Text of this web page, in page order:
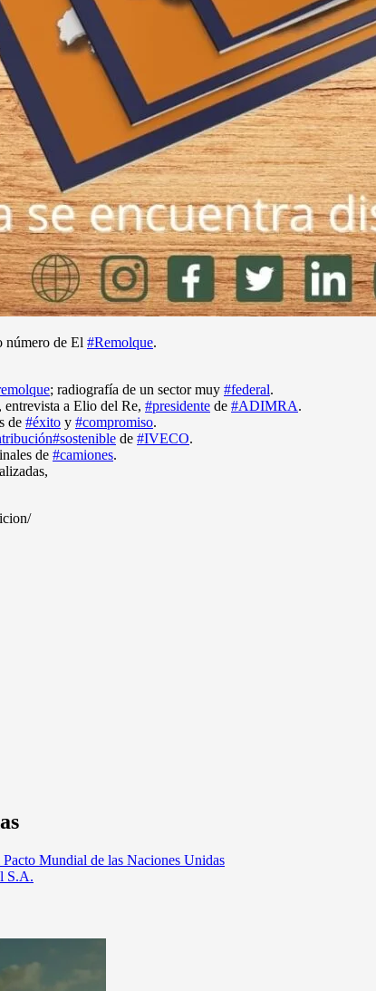
número de El #Remolque.
; radiografía de un sector muy #federal.
entrevista a Elio del Re, #presidente de #ADIMRA.
de #éxito y #compromiso.
#sostenible de #IVECO.
de #camiones.
Mundial de las Naciones Unidas
S.A.